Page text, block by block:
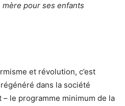
pour ses enfants
et révolution, c’est
dans la société
le programme minimum de la